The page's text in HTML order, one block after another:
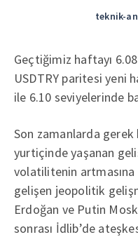
teknik-
Geçtiğimiz haftayı
USDTRY paritesi yeni
ile 6.10 seviyelerinde
Son zamanlarda
yurtiçinde yaşanan
volatilitenin
gelişen jeopolitik
Erdoğan ve Putin
sonrası İdlib’de